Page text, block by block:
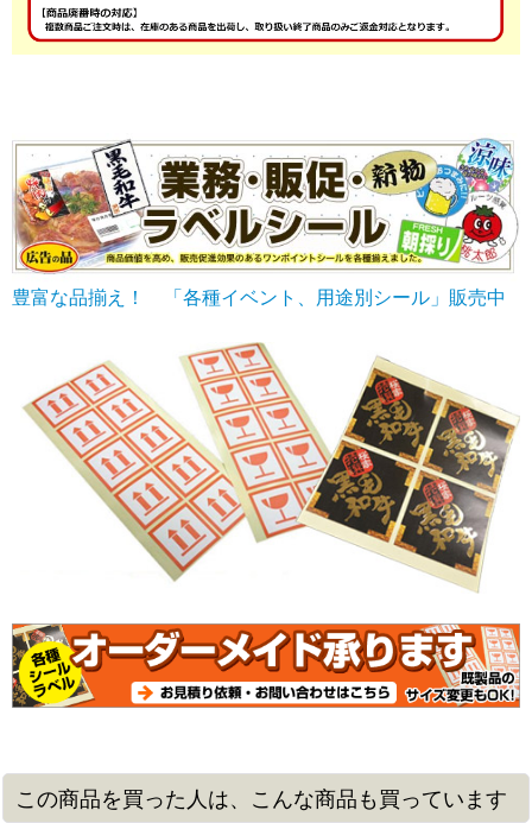
豊富な品揃え！ 「各種イベント、用途別シール」販売中
この商品を買った人は、こんな商品も買っています